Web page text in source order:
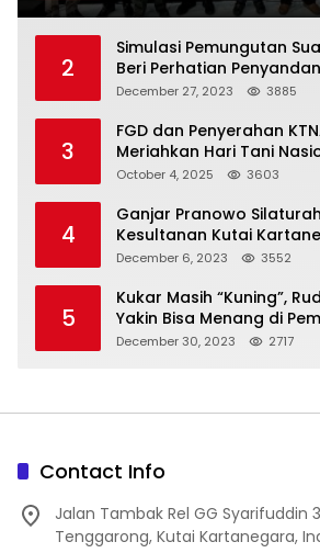
2
Simulasi Pemungutan
Beri Perhatian
December 27, 2023 3885
3
FGD dan Penyerahan
Meriahkan Hari Tani
October 4, 2025 3603
4
Ganjar Pranowo
Kesultanan Kutai
December 6, 2023 3552
5
Kukar Masih “Kuning”,
Yakin Bisa Menang di
December 30, 2023 2717
Contact Info
Jalan Tambak Rel GG Syarifuddin
Tenggarong, Kutai Kartanegara,